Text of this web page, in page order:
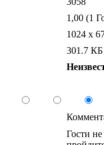
1,00 (1
1024 x
301.7 КБ
Гости